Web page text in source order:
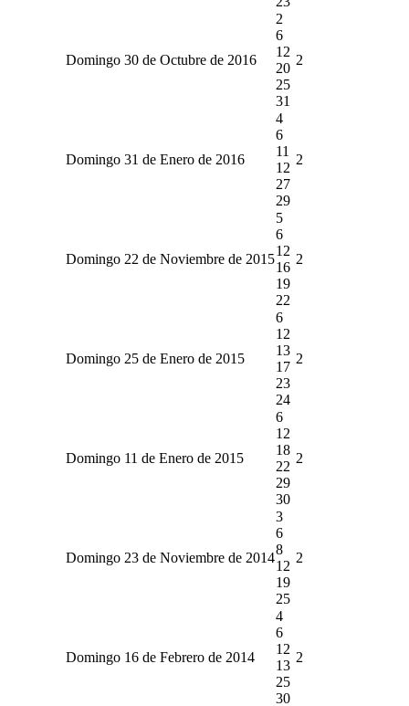
Domingo 30 de Octubre de 2016
2
6
12
20
25
31
2
Domingo 31 de Enero de 2016
4
6
11
12
27
29
2
Domingo 22 de Noviembre de 2015
5
6
12
16
19
22
2
Domingo 25 de Enero de 2015
6
12
13
17
23
24
2
Domingo 11 de Enero de 2015
6
12
18
22
29
30
2
Domingo 23 de Noviembre de 2014
3
6
8
12
19
25
2
Domingo 16 de Febrero de 2014
4
6
12
13
25
30
2